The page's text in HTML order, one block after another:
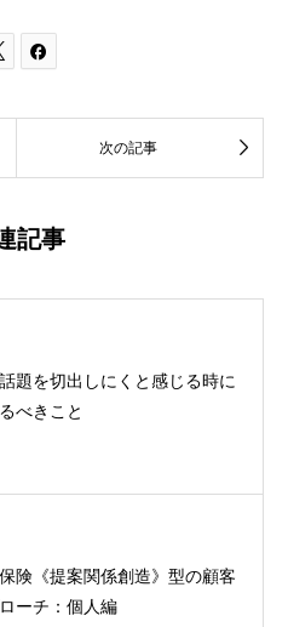

次の記事 
記事
題を切出しにくと感じる時に
べきこと
険《提案関係創造》型の顧客
ーチ：個人編